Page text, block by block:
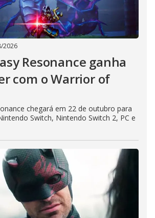
2026
Resonance ganha
com o Warrior of
chegará em 22 de outubro para
Switch, Nintendo Switch 2, PC e